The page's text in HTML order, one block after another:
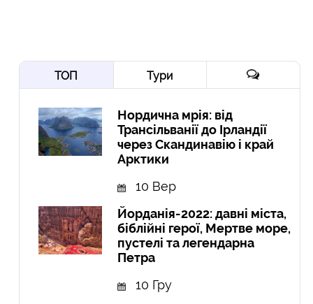
ТОП Тури
Нордична мрія: від
Трансільванії до Ірландії
через Скандинавію і край
Арктики
10 Вер
Йорданія-2022: давні міста,
біблійні герої, Мертве море,
пустелі та легендарна
Петра
10 Гру